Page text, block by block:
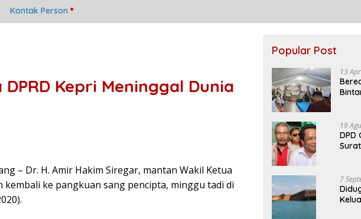
Kontak Person
Kepri Meninggal Dunia
– Dr. H. Amir Hakim Siregar, mantan Wakil Ketua
kembali ke pangkuan sang pencipta, minggu tadi di
Popular Post
13
19
DPD
7